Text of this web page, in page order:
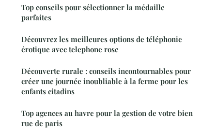
Top conseils pour sélectionner la médaille
parfaites
Découvrez les meilleures options de téléphonie
érotique avec telephone rose
Découverte rurale : conseils incontournables pour
créer une journée inoubliable à la ferme pour les
enfants citadins
Top agences au havre pour la gestion de votre bien
rue de paris